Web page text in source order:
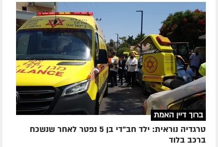
ברוך דיין האמת
טרגדיה נוראית: ילד חב"די בן 5 נפטר לאחר שנשכח
ברכב בלוד